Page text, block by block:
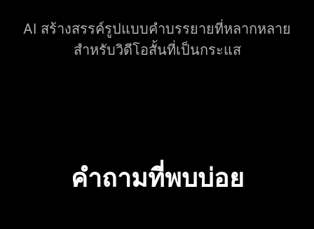
AI สร้างสรรค์รูปแบบคำบรรยายที่หลากหลาย
สำหรับวิดีโอสั้นที่เป็นกระแส
คำถามที่พบบ่อย